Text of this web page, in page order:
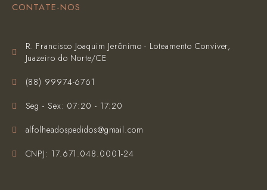
CONTATE-NOS
R. Francisco Joaquim Jerônimo - Loteamento Conviver,
Juazeiro do Norte/CE
(‪88) 99974-6761‬
Seg - Sex: 07:20 - 17:20
alfolheadospedidos@gmail.com
CNPJ: 17.671.048.0001-24